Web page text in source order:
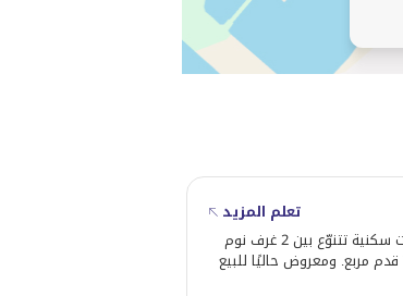
تعلم المزيد
يوفّر المرحلة الاولي الواقع في ضاحية الرويضات وحدات سكنية تتنوّع بين 2 غرف نوم
إلى 5 غرف نوم، وتتراوح مساحاتها بين 1,705 - 7,100 قدم مربع. ومعروض حاليًا للبيع